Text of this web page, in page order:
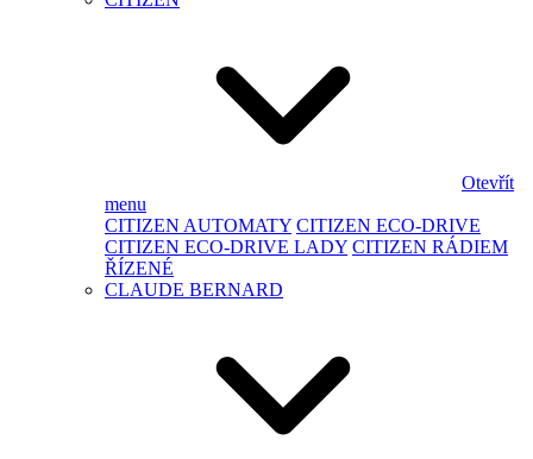
Otevřít
menu
CITIZEN AUTOMATY CITIZEN ECO-DRIVE
CITIZEN ECO-DRIVE LADY CITIZEN RÁDIEM
ŘÍZENÉ
CLAUDE BERNARD